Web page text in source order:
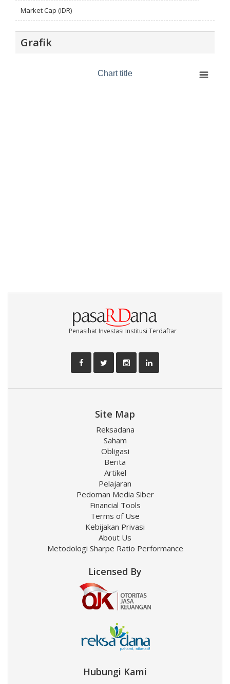
Market Cap (IDR)
Grafik
Chart title
Penasihat Investasi Institusi Terdaftar
Site Map
Reksadana
Saham
Obligasi
Berita
Artikel
Pelajaran
Pedoman Media Siber
Financial Tools
Terms of Use
Kebijakan Privasi
About Us
Metodologi Sharpe Ratio Performance
Licensed By
Hubungi Kami